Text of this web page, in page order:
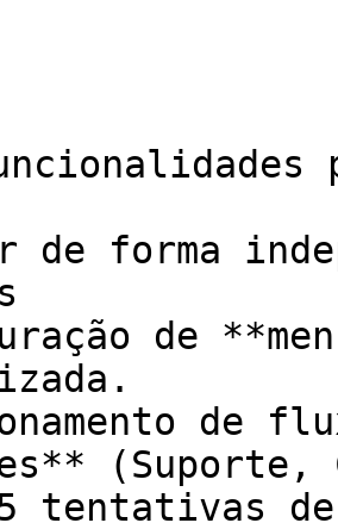
de forma
de
de
(Suporte,
tentativas de